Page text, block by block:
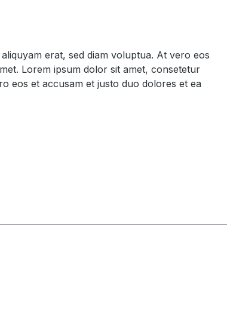
erat, sed diam voluptua. At vero eos
Lorem ipsum dolor sit amet, consetetur
eos et accusam et justo duo dolores et ea